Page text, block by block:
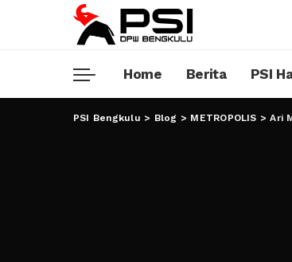
Home Berita PSI
PSI Bengkulu > Blog > METROPOLIS >Ari